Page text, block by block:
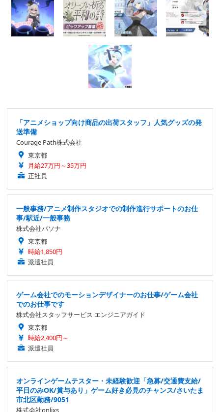
「アニメショップ向け商品の出荷スタッフ」人気グッズの発
送準備
Courage Path株式会社
東京都
月給27万円～35万円
正社員
一般事務/アニメ制作スタジオでの制作進行サポートのお仕
事/駅近/一般事務
株式会社パソナ
東京都
時給1,850円
派遣社員
ゲーム会社でのモーションデザイナーのお仕事/ゲーム会社
でのお仕事です
株式会社スタッフサービス エンジニアガイド
東京都
時給2,400円～
派遣社員
オンラインゲームテスター・未経験歓迎「急募/交通費支給/
平日のみOK/賞与あり」ゲーム好き必見のチャンス/さいたま
市北区勤務/9051
株式会社onlixs